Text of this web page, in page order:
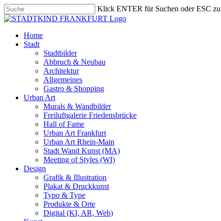
Skip
to
content
Klick ENTER für Suchen oder ESC
Close
search
Menu
Home
Stadt
Stadtbilder
Abbruch & Neubau
Architektur
Allgemeines
Gastro & Shopping
Urban Art
Murals & Wandbilder
Freiluftgalerie Friedensbrücke
Hall of Fame
Urban Art Frankfurt
Urban Art Rhein-Main
Stadt Wand Kunst (MA)
Meeting of Styles (WI)
Design
Grafik & Illustration
Plakat & Druckkunst
Typo & Type
Produkte & Orte
Digital (KI, AR, Web)